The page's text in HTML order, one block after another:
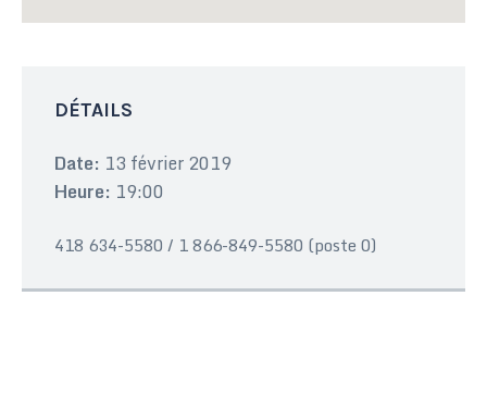
DÉTAILS
Date: 13 février 2019
Heure: 19:00
418 634-5580 / 1 866-849-5580 (poste 0)